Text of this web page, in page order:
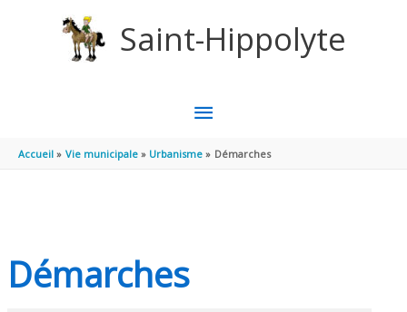
Saint-Hippolyte
MENU
PRINCIPAL
Accueil Vie municipale Urbanisme Démarches
Démarches